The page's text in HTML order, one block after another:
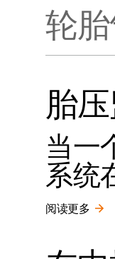
探索
联系我们
探索Polestar
探索
探索充电
公共充电
车主服务
轮
胎
当一
系统
阅读更多